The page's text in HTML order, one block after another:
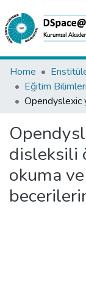
Collections
All of DSpace
Analyze
Request/Question
Home
disleksili
okuma